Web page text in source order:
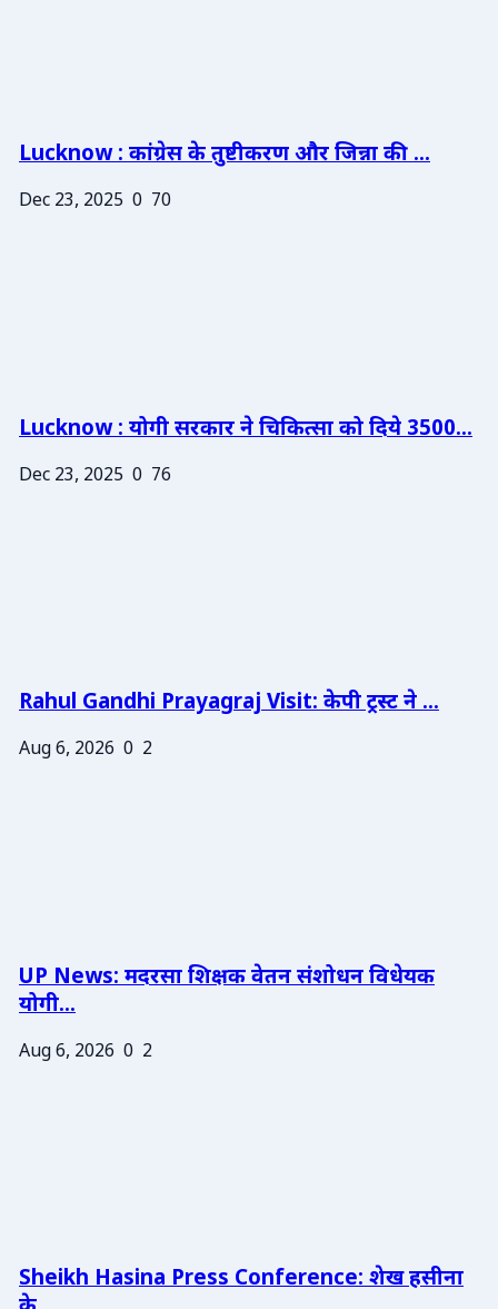
Lucknow : कांग्रेस के तुष्टीकरण और जिन्ना की ...
Dec 23, 2025 0 70
Lucknow : योगी सरकार ने चिकित्सा को दिये 3500...
Dec 23, 2025 0 76
Rahul Gandhi Prayagraj Visit: केपी ट्रस्ट ने ...
Aug 6, 2026 0 2
UP News: मदरसा शिक्षक वेतन संशोधन विधेयक
योगी...
Aug 6, 2026 0 2
Sheikh Hasina Press Conference: शेख हसीना